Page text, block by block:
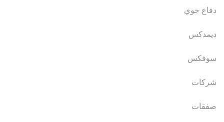
دفاع جوي
ديمدكس
سوفكس
شركات
صفقات